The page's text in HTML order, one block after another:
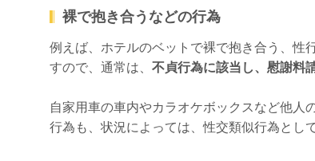
裸で抱き合うなどの行為
例えば、ホテルのベットで裸で抱き合う、性
すので、通常は、 不貞行為に該当し、慰謝料
自家用車の車内やカラオケボックスなど他人
行為も、状況によっては、性交類似行為とし